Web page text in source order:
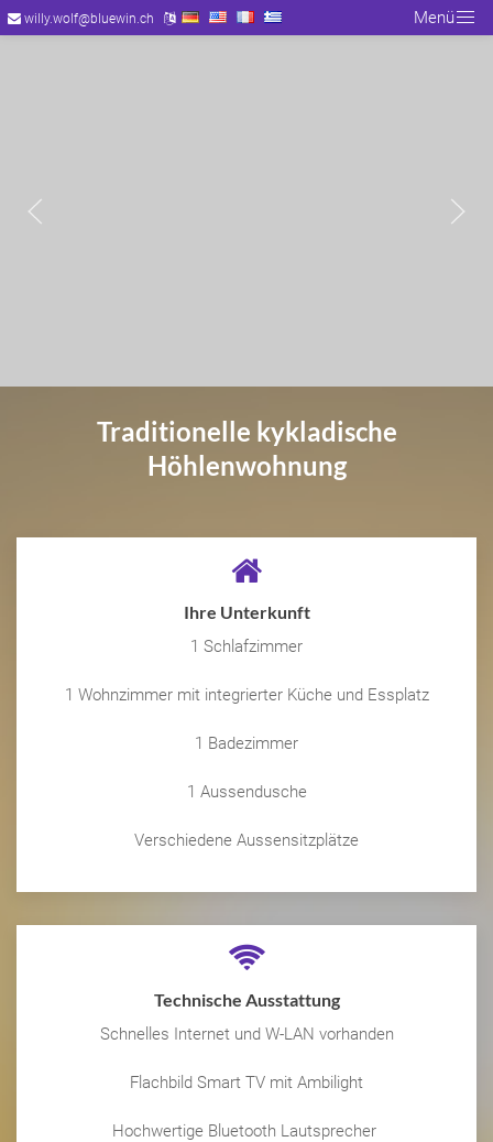
willy.wolf@bluewin.ch Menü
Traditionelle kykladische
Höhlenwohnung
Ihre Unterkunft
1 Schlafzimmer
1 Wohnzimmer mit integrierter Küche und Essplatz
1 Badezimmer
1 Aussendusche
Verschiedene Aussensitzplätze
Technische Ausstattung
Schnelles Internet und W-LAN vorhanden
Flachbild Smart TV mit Ambilight
Hochwertige Bluetooth Lautsprecher